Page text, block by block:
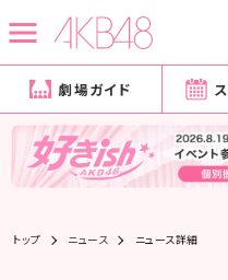
劇場ガイド
トップ ニュース ニュース詳細